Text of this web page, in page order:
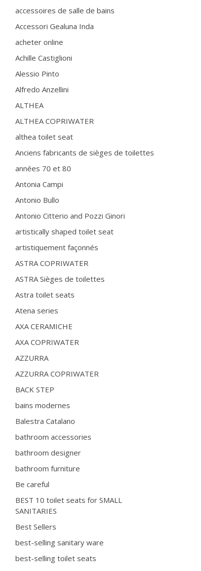
accessoires de salle de bains
Accessori Gealuna Inda
acheter online
Achille Castiglioni
Alessio Pinto
Alfredo Anzellini
ALTHEA
ALTHEA COPRIWATER
althea toilet seat
Anciens fabricants de sièges de toilettes
années 70 et 80
Antonia Campi
Antonio Bullo
Antonio Citterio and Pozzi Ginori
artistically shaped toilet seat
artistiquement façonnés
ASTRA COPRIWATER
ASTRA Sièges de toilettes
Astra toilet seats
Atena series
AXA CERAMICHE
AXA COPRIWATER
AZZURRA
AZZURRA COPRIWATER
BACK STEP
bains modernes
Balestra Catalano
bathroom accessories
bathroom designer
bathroom furniture
Be careful
BEST 10 toilet seats for SMALL
SANITARIES
Best Sellers
best-selling sanitary ware
best-selling toilet seats